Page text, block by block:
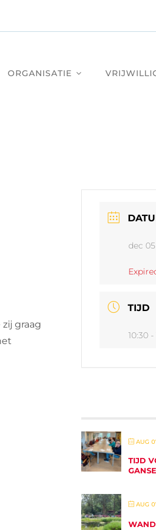
ORGANISATIE
graag
dec
TIJD
10:30 -
AUG
TIJD
AUG